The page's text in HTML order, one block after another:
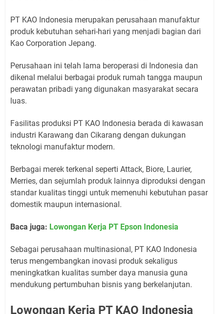
PT KAO Indonesia merupakan perusahaan manufaktur
produk kebutuhan sehari-hari yang menjadi bagian dari
Kao Corporation Jepang.
Perusahaan ini telah lama beroperasi di Indonesia dan
dikenal melalui berbagai produk rumah tangga maupun
perawatan pribadi yang digunakan masyarakat secara
luas.
Fasilitas produksi PT KAO Indonesia berada di kawasan
industri Karawang dan Cikarang dengan dukungan
teknologi manufaktur modern.
Berbagai merek terkenal seperti Attack, Biore, Laurier,
Merries, dan sejumlah produk lainnya diproduksi dengan
standar kualitas tinggi untuk memenuhi kebutuhan pasar
domestik maupun internasional.
Baca juga: Lowongan Kerja PT Epson Indonesia
Sebagai perusahaan multinasional, PT KAO Indonesia
terus mengembangkan inovasi produk sekaligus
meningkatkan kualitas sumber daya manusia guna
mendukung pertumbuhan bisnis yang berkelanjutan.
Lowongan Kerja PT KAO Indonesia